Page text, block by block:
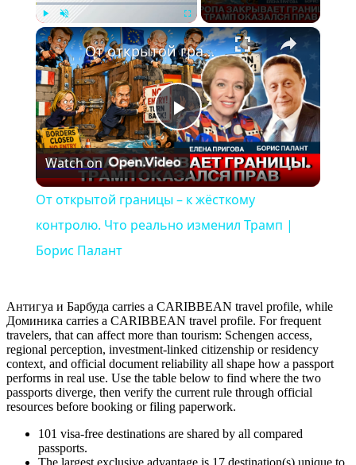
Play Unmute Fullscreen ×
Play
Video
От открытой границы – к жёсткому контролю. Что реально изменил Трамп | Борис Палант
Watch on
От открытой границы – к жёсткому
контролю. Что реально изменил Трамп |
Борис Палант
Антигуа и Барбуда carries a CARIBBEAN travel profile, while
Доминика carries a CARIBBEAN travel profile. For frequent
travelers, that can affect more than tourism: Schengen access,
regional perception, investment-linked citizenship or residency
context, and official document reliability all shape how a passport
performs in real use. Use the table below to find where the two
passports diverge, then verify the current rule through official
resources before booking or filing paperwork.
101 visa-free destinations are shared by all compared
passports.
The largest exclusive advantage is 17 destination(s) unique to